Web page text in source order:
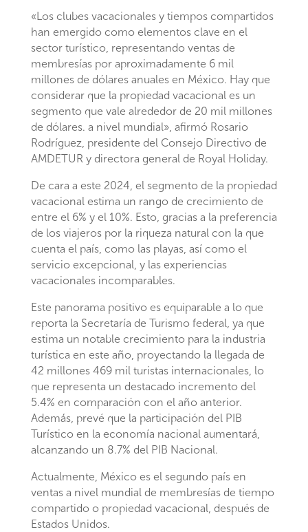
«Los clubes vacacionales y tiempos compartidos
han emergido como elementos clave en el
sector turístico, representando ventas de
membresías por aproximadamente 6 mil
millones de dólares anuales en México. Hay que
considerar que la propiedad vacacional es un
segmento que vale alrededor de 20 mil millones
de dólares. a nivel mundial», afirmó Rosario
Rodríguez, presidente del Consejo Directivo de
AMDETUR y directora general de Royal Holiday.
De cara a este 2024, el segmento de la propiedad
vacacional estima un rango de crecimiento de
entre el 6% y el 10%. Esto, gracias a la preferencia
de los viajeros por la riqueza natural con la que
cuenta el país, como las playas, así como el
servicio excepcional, y las experiencias
vacacionales incomparables.
Este panorama positivo es equiparable a lo que
reporta la Secretaría de Turismo federal, ya que
estima un notable crecimiento para la industria
turística en este año, proyectando la llegada de
42 millones 469 mil turistas internacionales, lo
que representa un destacado incremento del
5.4% en comparación con el año anterior.
Además, prevé que la participación del PIB
Turístico en la economía nacional aumentará,
alcanzando un 8.7% del PIB Nacional.
Actualmente, México es el segundo país en
ventas a nivel mundial de membresías de tiempo
compartido o propiedad vacacional, después de
Estados Unidos.